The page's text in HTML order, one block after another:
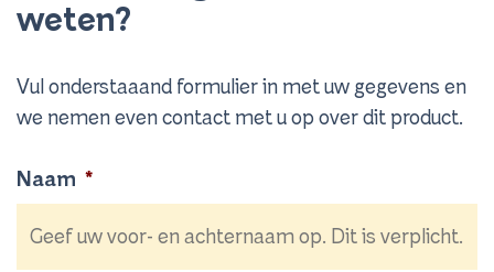
weten?
Vul onderstaaand formulier in met uw gegevens en
we nemen even contact met u op over dit product.
Naam *